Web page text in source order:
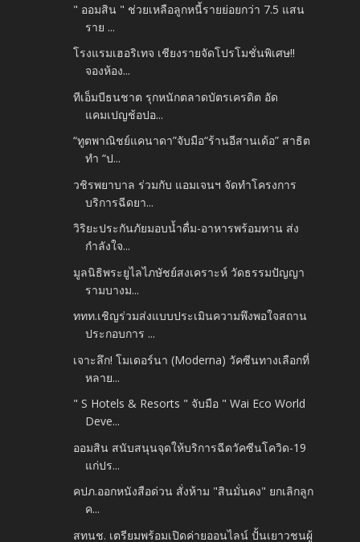
" ออมสิน " ช่วยเหลือลูกหนี้รายย่อยกว่า 7.5 แสน
ราย ...
โรงแรมเฮอริเทจ เชียงรายจัดโปรโมชั่นพิเศษ‼️
จองห้อง...
ทีเอ็มบีธนชาต รุกหนักตลาดบัตรเครดิต อัด
แคมเปญช้อปอ...
“ทูตพาณิชย์แคนาดา”จับมือ“ร้านอีสานเด้อ” สาธิต
ทำ “ป...
วชิรพยาบาล ร่วมกับ แอมเจนฯ จัดทำโครงการ
บริการฉีดยา...
วิริยะประกันภัยมอบน้ำดื่ม-อาหารพร้อมทาน ส่ง
กำลังใจ...
มูลนิธิพระยูไลไภษัชย์สงเคราะห์ วัดธรรมปัญญา
รามบางม...
ททท.เชิญร่วมส่งแบบประเมินความพึงพอใจสถาน
ประกอบการ ...
เจาะลึก! โมเดอร์นา (Moderna) วัคซีนทางเลือกที่
หลาย...
" S Hotels & Resorts " จับมือ " Wai Eco World
Deve...
ออมสิน สนับสนุนจุดให้บริการฉีดวัคซีนโควิด-19
แก่ปร...
คปภ.ออกหนังสือด่วน สั่งห้าม "สินมั่นคง" ยกเลิกลูก
ค...
สทนช. เตรียมพร้อมเปิดค่ายออนไลน์​ ปั้นเยาวชนผู้